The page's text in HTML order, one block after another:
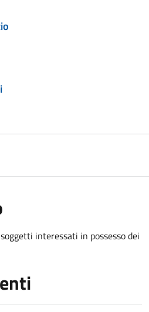
interessati in possesso dei